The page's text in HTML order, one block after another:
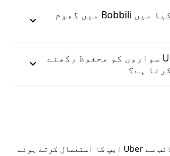
گاڑی کے بغیر کیا میں Bobbili میں گھوم
Bobbili میں Uber سواروں کو محفوظ رکھنے
ہے؟
Uber ڈرائیورز کی جانب سے Uber ایپ کا استعمال کرتے ہوئے